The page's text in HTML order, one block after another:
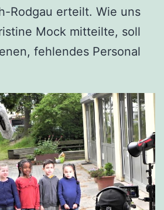
Rodgau erteilt. Wie uns
Mock mitteilte, soll
fehlendes Personal